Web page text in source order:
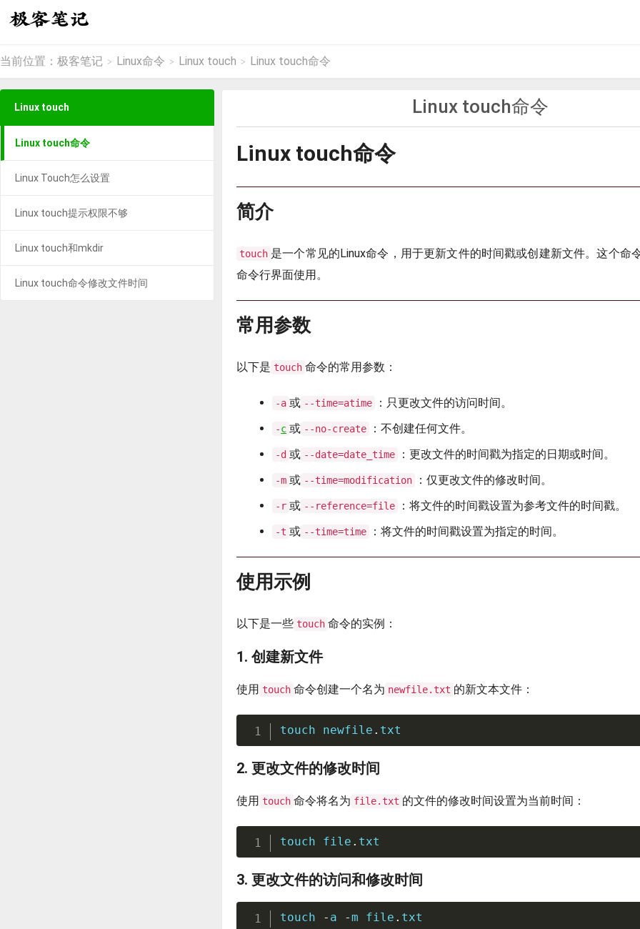
当前位置： 极客笔记 > Linux命令 > Linux touch > Linux touch命令
Linux touch命令
Linux touch命令
简介
touch 是一个常见的Linux命令，用于更新文件的时间戳或创建新文件。这个命
命令行界面使用。
常用参数
以下是 touch 命令的常用参数：
-a 或 --time=atime ：只更改文件的访问时间。
-c 或 --no-create ：不创建任何文件。
-d 或 --date=date_time ：更改文件的时间戳为指定的日期或时间。
-m 或 --time=modification ：仅更改文件的修改时间。
-r 或 --reference=file ：将文件的时间戳设置为参考文件的时间戳。
-t 或 --time=time ：将文件的时间戳设置为指定的时间。
使用示例
以下是一些 touch 命令的实例：
1. 创建新文件
使用 touch 命令创建一个名为 newfile.txt 的新文本文件：
touch newfile . txt
2. 更改文件的修改时间
使用 touch 命令将名为 file.txt 的文件的修改时间设置为当前时间：
touch file . txt
3. 更改文件的访问和修改时间
touch - a -m file . txt
Linux touch
Linux touch命令
Linux Touch怎么设置
Linux touch提示权限不够
Linux touch和mkdir
Linux touch命令修改文件时间